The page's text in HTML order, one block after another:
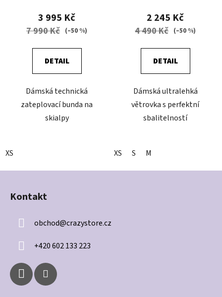
3 995 Kč
7 990 Kč (–50 %)
DETAIL
Dámská technická
zateplovací bunda na
skialpy
XS
2 245 Kč
4 490 Kč (–50 %)
DETAIL
Dámská ultralehká
větrovka s perfektní
sbalitelností
XS S M
Z
Kontakt
obchod@crazystore.cz
+420 602 133 223